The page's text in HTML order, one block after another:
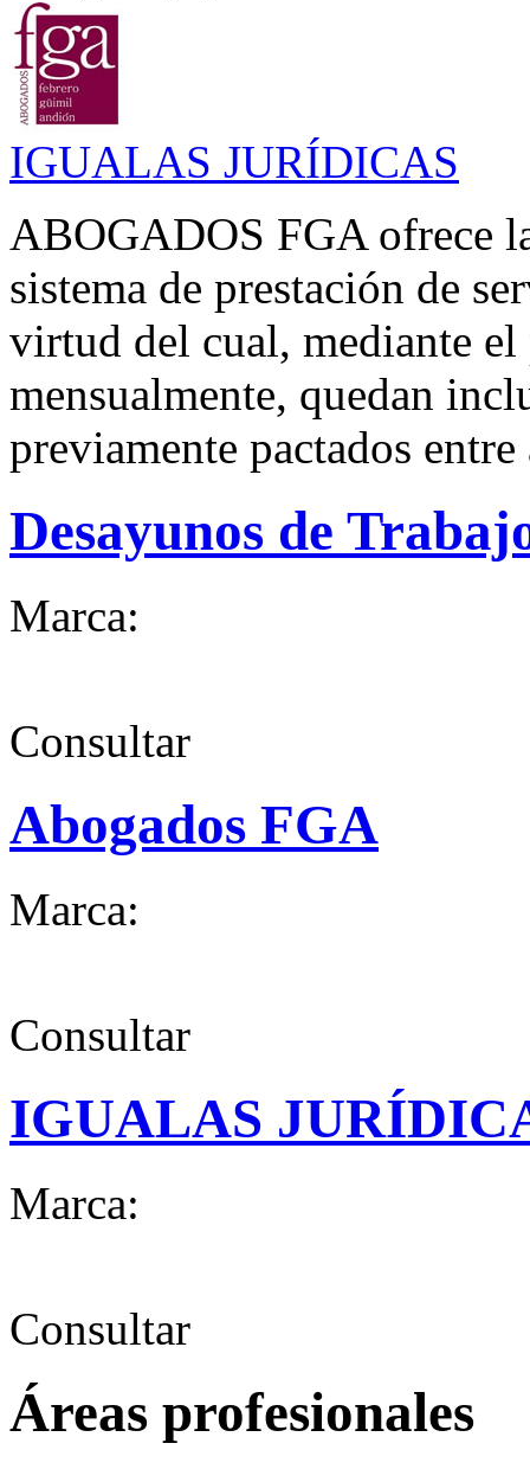
IGUALAS JURÍDICAS
ABOGADOS FGA ofrece
sistema de prestación de
virtud del cual, mediante el
mensualmente, quedan
previamente pactados entre
Desayunos de
Marca:
Consultar
Abogados FGA
Marca:
Consultar
IGUALAS
Marca:
Consultar
Áreas profesionales